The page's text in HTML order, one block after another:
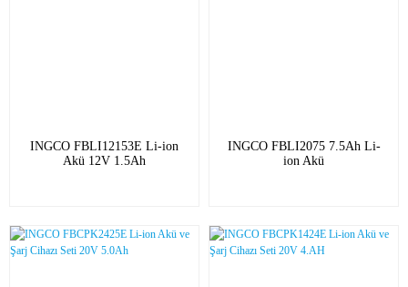
INGCO FBLI12153E Li-ion
Akü 12V 1.5Ah
INGCO FBLI2075 7.5Ah Li-
ion Akü